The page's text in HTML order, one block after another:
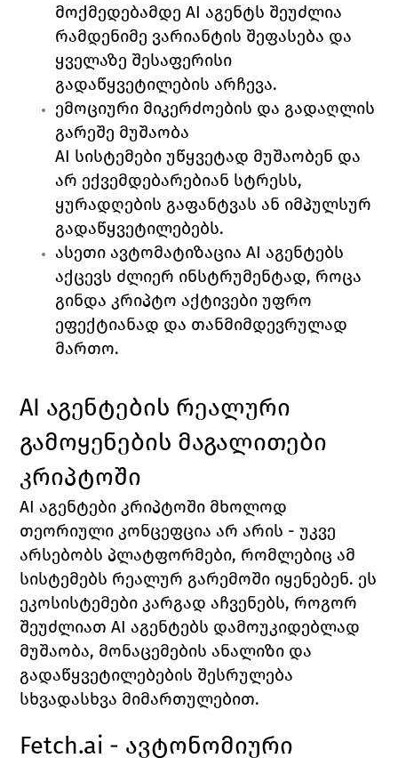
მოქმედებამდე AI აგენტს შეუძლია
რამდენიმე ვარიანტის შეფასება და
ყველაზე შესაფერისი
გადაწყვეტილების არჩევა.
ემოციური მიკერძოების და გადაღლის
გარეშე მუშაობა
AI სისტემები უწყვეტად მუშაობენ და
არ ექვემდებარებიან სტრესს,
ყურადღების გაფანტვას ან იმპულსურ
გადაწყვეტილებებს.
ასეთი ავტომატიზაცია AI აგენტებს
აქცევს ძლიერ ინსტრუმენტად, როცა
გინდა კრიპტო აქტივები უფრო
ეფექტიანად და თანმიმდევრულად
მართო.
AI აგენტების რეალური
გამოყენების მაგალითები
კრიპტოში
AI აგენტები კრიპტოში მხოლოდ
თეორიული კონცეფცია არ არის - უკვე
არსებობს პლატფორმები, რომლებიც ამ
სისტემებს რეალურ გარემოში იყენებენ. ეს
ეკოსისტემები კარგად აჩვენებს, როგორ
შეუძლიათ AI აგენტებს დამოუკიდებლად
მუშაობა, მონაცემების ანალიზი და
გადაწყვეტილებების შესრულება
სხვადასხვა მიმართულებით.
Fetch.ai - ავტონომიური